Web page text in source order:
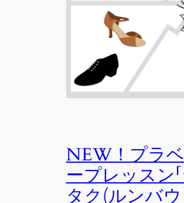
NEW！プラ
ープレッスン
タク(ルンバウ